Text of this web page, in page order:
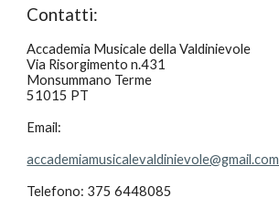
Contatti:
Accademia Musicale della Valdinievole
Via Risorgimento n.431
Monsummano Terme
51015 PT
Email:
accademiamusicalevaldinievole@gmail.com
Telefono: 375 6448085